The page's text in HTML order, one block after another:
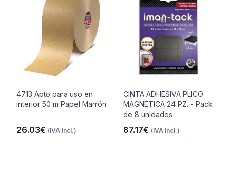
4713 Apto para uso en
interior 50 m Papel Marrón
26.03€ (IVA incl.)
CINTA ADHESIVA PLICO
MAGNETICA 24 PZ. - Pack
de 8 unidades
87.17€ (IVA incl.)